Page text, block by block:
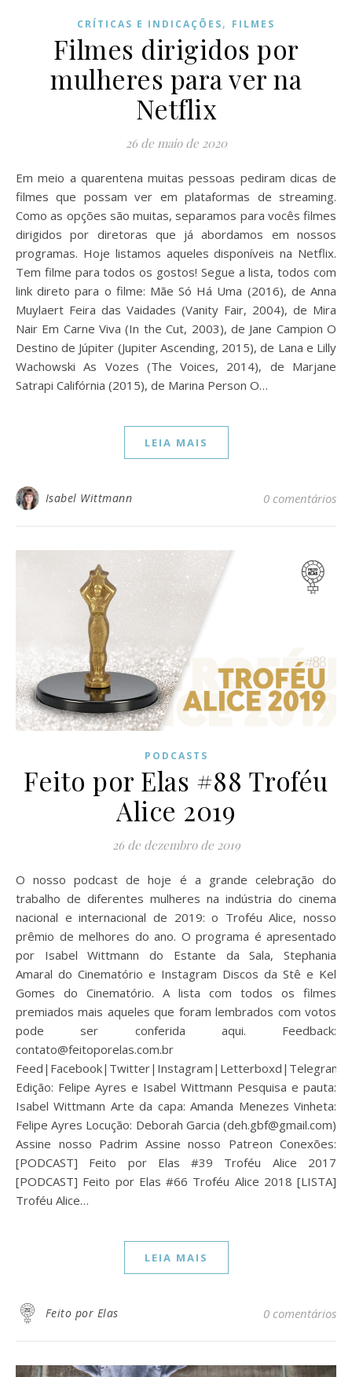
CRÍTICAS E INDICAÇÕES, FILMES
Filmes dirigidos por
mulheres para ver na
Netflix
26 de maio de 2020
Em meio a quarentena muitas pessoas pediram dicas de
filmes que possam ver em plataformas de streaming.
Como as opções são muitas, separamos para vocês filmes
dirigidos por diretoras que já abordamos em nossos
programas. Hoje listamos aqueles disponíveis na Netflix.
Tem filme para todos os gostos! Segue a lista, todos com
link direto para o filme: Mãe Só Há Uma (2016), de Anna
Muylaert Feira das Vaidades (Vanity Fair, 2004), de Mira
Nair Em Carne Viva (In the Cut, 2003), de Jane Campion O
Destino de Júpiter (Jupiter Ascending, 2015), de Lana e Lilly
Wachowski As Vozes (The Voices, 2014), de Marjane
Satrapi Califórnia (2015), de Marina Person O…
LEIA MAIS
Isabel Wittmann 0 comentários
PODCASTS
Feito por Elas #88 Troféu
Alice 2019
26 de dezembro de 2019
O nosso podcast de hoje é a grande celebração do
trabalho de diferentes mulheres na indústria do cinema
nacional e internacional de 2019: o Troféu Alice, nosso
prêmio de melhores do ano. O programa é apresentado
por Isabel Wittmann do Estante da Sala, Stephania
Amaral do Cinematório e Instagram Discos da Stê e Kel
Gomes do Cinematório. A lista com todos os filmes
premiados mais aqueles que foram lembrados com votos
pode ser conferida aqui. Feedback:
contato@feitoporelas.com.br
Feed|Facebook|Twitter|Instagram|Letterboxd|Telegram
Edição: Felipe Ayres e Isabel Wittmann Pesquisa e pauta:
Isabel Wittmann Arte da capa: Amanda Menezes Vinheta:
Felipe Ayres Locução: Deborah Garcia (deh.gbf@gmail.com)
Assine nosso Padrim Assine nosso Patreon Conexões:
[PODCAST] Feito por Elas #39 Troféu Alice 2017
[PODCAST] Feito por Elas #66 Troféu Alice 2018 [LISTA]
Troféu Alice…
LEIA MAIS
Feito por Elas 0 comentários